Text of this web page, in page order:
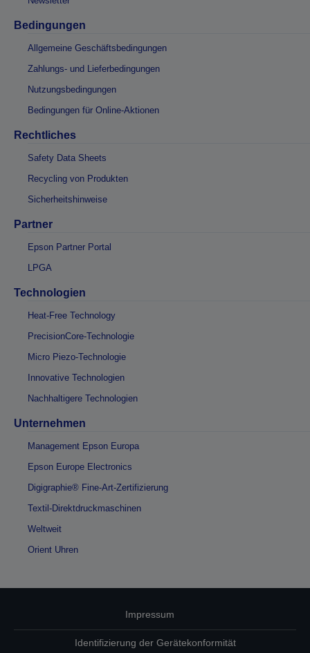
Bedingungen
Allgemeine Geschäftsbedingungen
Zahlungs- und Lieferbedingungen
Nutzungsbedingungen
Bedingungen für Online-Aktionen
Rechtliches
Safety Data Sheets
Recycling von Produkten
Sicherheitshinweise
Partner
Epson Partner Portal
LPGA
Technologien
Heat-Free Technology
PrecisionCore-Technologie
Micro Piezo-Technologie
Innovative Technologien
Nachhaltigere Technologien
Unternehmen
Management Epson Europa
Epson Europe Electronics
Digigraphie® Fine-Art-Zertifizierung
Textil-Direktdruckmaschinen
Weltweit
Orient Uhren
Impressum
Identifizierung der Gerätekonformität